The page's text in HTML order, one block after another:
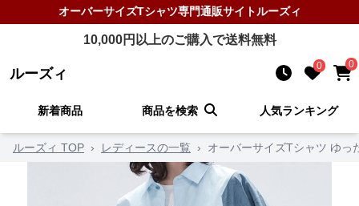
オーバーサイズTシャツ専門通販サイトルーズィ
10,000円以上のご購入で送料無料
ルーズィ 0 0
新着商品 商品を検索 人気ランキング
ルーズィ TOP › レディースの一覧 › オーバーサイズTシャツ ゆっ